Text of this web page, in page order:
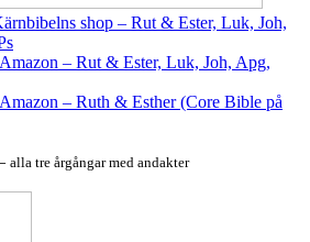
shop – Rut & Ester, Luk, Joh,
– Rut & Ester, Luk, Joh, Apg,
– Ruth & Esther (Core Bible på
alla tre årgångar med andakter